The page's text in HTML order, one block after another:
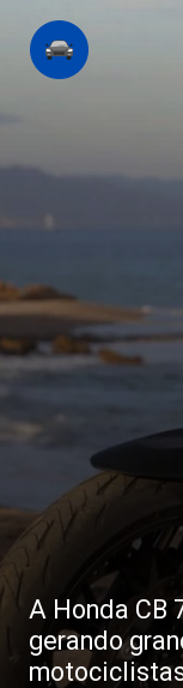
A Honda CB
gerando